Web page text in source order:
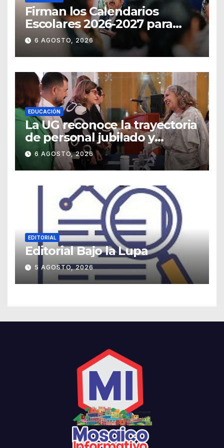
Firman los Calendarios
Escolares 2026-2027 para
Guanajuato
6 AGOSTO, 2026
EDUCACIÓN
La UG reconoce la trayectoria
de personal jubilado y
agradece su legado
6 AGOSTO, 2026
EDITORIAL
Editorial Bajo la Lupa
5 AGOSTO, 2026